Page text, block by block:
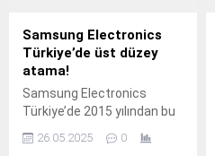
Samsung Electronics
Türkiye’de üst düzey
atama!
Samsung Electronics
Türkiye’de 2015 yılından bu
alanında yöneticilik görevleri
26.05.2025 0